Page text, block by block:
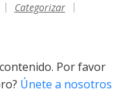
Categorizar
Por favor
Únete a nosotros